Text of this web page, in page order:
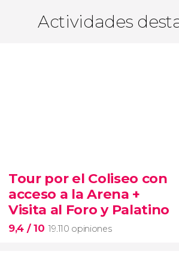
Actividades
Tour por el Coliseo con
acceso a la Arena +
Visita al Foro y Palatino
9,4 / 10 19.110 opiniones